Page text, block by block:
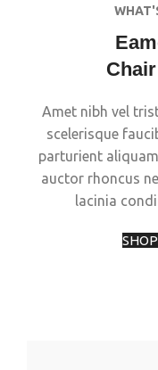
Amet nibh vel
scelerisque
parturient
auctor rhoncus
lacinia